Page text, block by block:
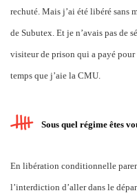
rechuté. Mais j’ai été libéré sans
de Subutex. Et je n’avais pas de
visiteur de prison qui a payé
temps que j’aie la CMU.
Sous quel régime êtes
En libération conditionnelle
l’interdiction d’aller dans le